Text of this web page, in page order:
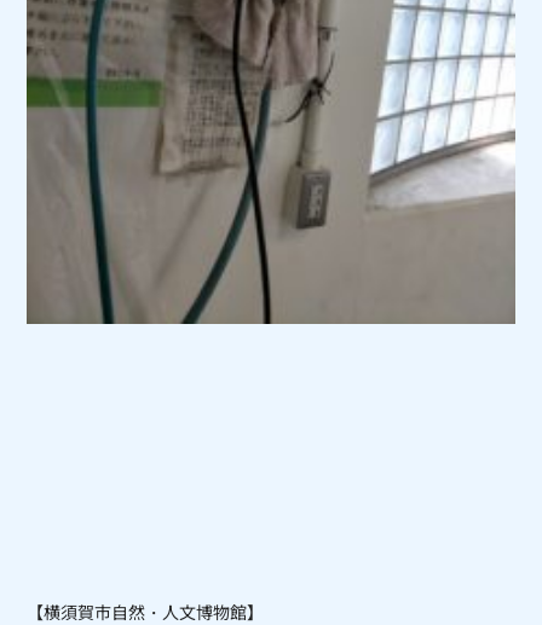
【横須賀市自然・人文博物館】